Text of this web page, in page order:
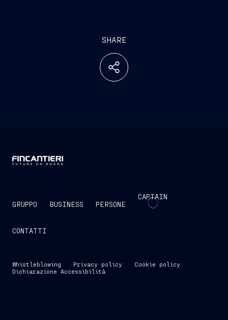
SHARE
GRUPPO BUSINESS PERSONE
CAPTAIN
CONTATTI
Whistleblowing Privacy policy
Cookie policy
Dichiarazione Accessibilità